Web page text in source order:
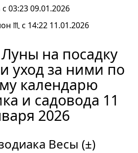
03:23 09.01.2026
♏ с 14:22 11.01.2026
на посадку
уход за ними по
календарю
и садовода 11
2026
Весы (±)